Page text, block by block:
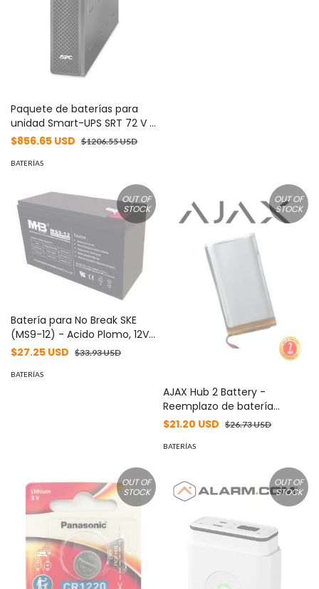
Paquete de baterías para
unidad Smart-UPS SRT 72 V 2
- 2 kVA de APC
$856.65 USD $1206.55 USD
BATERÍAS
OUT OF
STOCK
Batería para No Break SKE
(MS9-12) - Acido Plomo, 12V
9Ah, Vida Útil de 3 a 5 Años,
Garantia.
$27.25 USD $33.93 USD
BATERÍAS
OUT OF
STOCK
AJAX Hub 2 Battery -
Reemplazo de batería
interna para el Hub 2 y el Hub
$21.20 USD $26.73 USD
BATERÍAS
OUT OF
STOCK
OUT OF
STOCK